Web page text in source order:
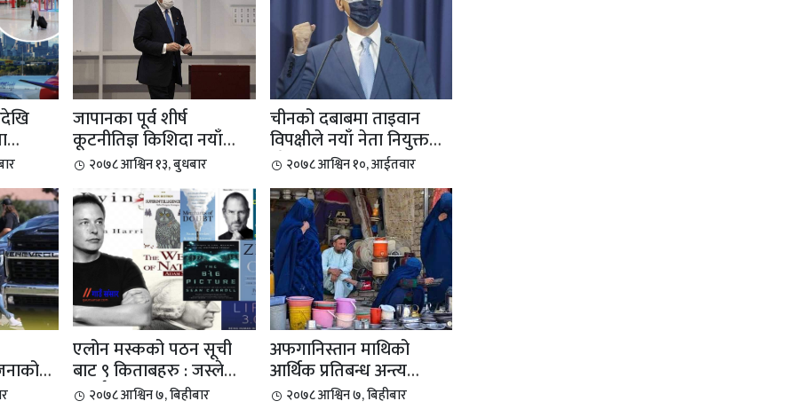
जापानका पूर्व शीर्ष
कूटनीतिज्ञ किशिदा नयाँ
प्रधानमन्त्री बन्...
२०७८ आश्विन १३, बुधबार
चीनको दबाबमा ताइवान
विपक्षीले नयाँ नेता नियुक्त
गरेको छ
२०७८ आश्विन १०, आईतवार
एलोन मस्कको पठन सूची
बाट ९ किताबहरु : जस्ले
तपाईँको पनि जीवन...
२०७८ आश्विन ७, बिहीबार
अफगानिस्तान माथिको
आर्थिक प्रतिबन्ध अन्त्य
हुनुपर्छ: जी २० म...
२०७८ आश्विन ७, बिहीबार